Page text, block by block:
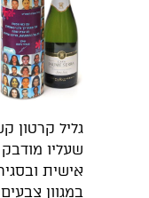
גליל קרטון
שעליו
אישית
במגוון